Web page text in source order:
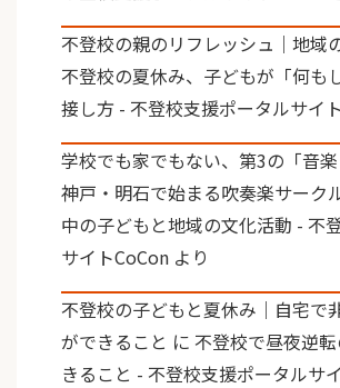
不登校の親のリフレッシュ｜地域
不登校の夏休み、子どもが「何も
接し方 - 不登校支援ポータルサイ
学校でも家でもない、第3の「音楽
神戸・明石で始まる吹奏楽サーク
中の子どもと地域の文化活動 - 不
サイトCoCon より
不登校の子どもと夏休み｜自宅で
ができること に 不登校で昼夜逆
きること - 不登校支援ポータルサ